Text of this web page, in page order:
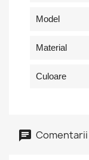
Model
Material
Culoare